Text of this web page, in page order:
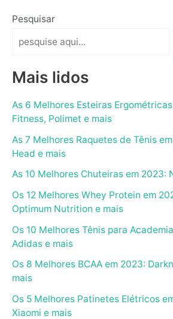
Pesquisar
Mais lidos
As 6 Melhores Esteiras
Fitness, Polimet e mais
As 7 Melhores Raquetes de Tênis
Head e mais
As 10 Melhores Chuteiras em 2023:
Os 12 Melhores Whey Protein em
Optimum Nutrition e mais
Os 10 Melhores Tênis para
Adidas e mais
Os 8 Melhores BCAA em 2023:
mais
Os 5 Melhores Patinetes Elétricos
Xiaomi e mais